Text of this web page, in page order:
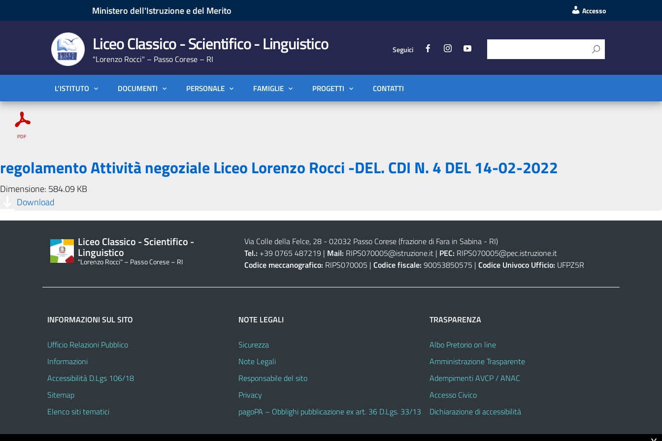
Ministero dell'Istruzione e del Merito Accesso
Liceo Classico - Scientifico - Linguistico
"Lorenzo Rocci" – Passo Corese – RI
Seguici
L’ISTITUTO DOCUMENTI PERSONALE FAMIGLIE PROGETTI CONTATTI
regolamento Attività negoziale Liceo Lorenzo Rocci -DEL. CDI N. 4 DEL 14-02-2022
Dimensione: 584.09 KB
Download
Liceo Classico - Scientifico -
Linguistico
"Lorenzo Rocci" – Passo Corese – RI
Via Colle della Felce, 28 - 02032 Passo Corese (frazione di Fara in Sabina - RI)
Tel.: +39 0765 487219 | Mail: RIPS070005@istruzione.it| PEC: RIPS070005@pec.istruzione.it
Codice meccanografico: RIPS070005 | Codice fiscale: 90053850575 | Codice Univoco Ufficio: UFPZ5R
INFORMAZIONI SUL SITO
Ufficio Relazioni Pubblico
Informazioni
Accessibilità D.Lgs 106/18
Sitemap
Elenco siti tematici
NOTE LEGALI
Sicurezza
Note Legali
Responsabile del sito
Privacy
pagoPA – Obblighi pubblicazione ex art. 36 D.Lgs. 33/13
TRASPARENZA
Albo Pretorio on line
Amministrazione Trasparente
Adempimenti AVCP / ANAC
Accesso Civico
Dichiarazione di accessibilità